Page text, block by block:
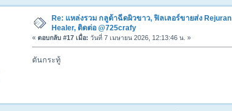
Re: แหล่งรวม กลูต้าฉีดผิวขาว, ฟิลเลอร์ขายส่ง Rejuran
Healer, ติดต่อ @725crafy
« ตอบกลับ #17 เมื่อ: วันที่ 7 เมษายน 2026, 12:13:46 น. »
ดันกระทู้